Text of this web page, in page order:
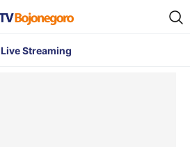
Live Streaming